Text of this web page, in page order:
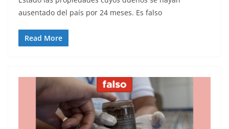
ausentado del país por 24 meses. Es falso
Read More